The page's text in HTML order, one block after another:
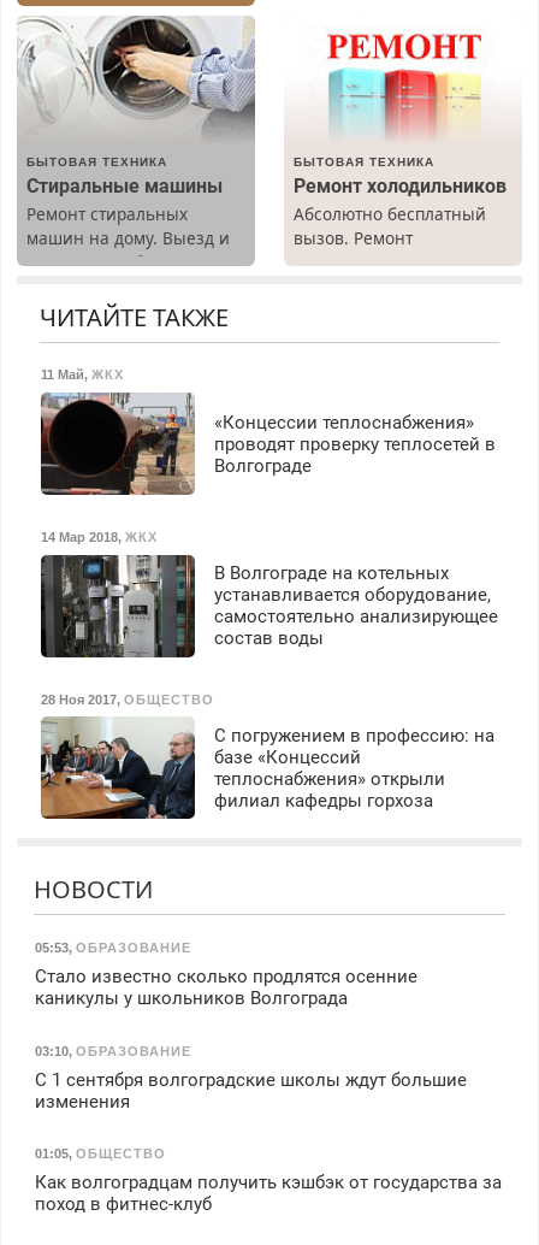
Недорого.
Недорого. Без выходных.
Все районы. Скидка.
Вызов бесплатный.
БЫТОВАЯ ТЕХНИКА
Стиральные машины
Ремонт стиральных
машин на дому. Выезд и
диагностика бесплатно.
БЫТОВАЯ ТЕХНИКА
Ремонт холодильников
Абсолютно бесплатный
вызов. Ремонт
холодильников всех
ЧИТАЙТЕ ТАКЖЕ
11 Май, ЖКХ
«Концессии теплоснабжения»
проводят проверку теплосетей в
Волгограде
14 Мар 2018, ЖКХ
В Волгограде на котельных
устанавливается оборудование,
самостоятельно анализирующее
состав воды
28 Ноя 2017, ОБЩЕСТВО
С погружением в профессию: на
базе «Концессий
теплоснабжения» открыли
филиал кафедры горхоза
НОВОСТИ
05:53, ОБРАЗОВАНИЕ
Стало известно сколько продлятся осенние
каникулы у школьников Волгограда
03:10, ОБРАЗОВАНИЕ
С 1 сентября волгоградские школы ждут большие
изменения
01:05, ОБЩЕСТВО
Как волгоградцам получить кэшбэк от государства за
поход в фитнес-клуб